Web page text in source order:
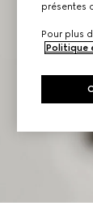
présentes
Pour plus
Politique